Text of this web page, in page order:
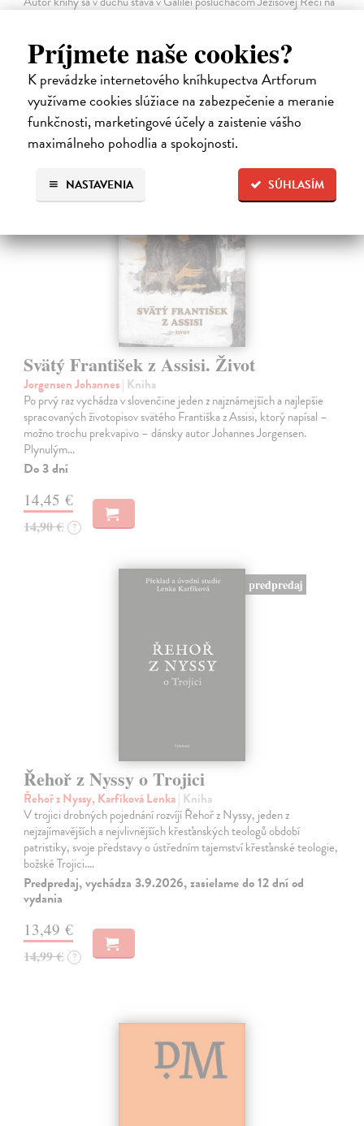
Príjmete naše cookies?
K prevádzke internetového kníhkupectva Artforum
využívame cookies slúžiace na zabezpečenie a meranie
funkčnosti, marketingové účely a zaistenie vášho
maximálneho pohodlia a spokojnosti.
SÚHLASÍM
NASTAVENIA
Na sklade ?
12,60 €
14,00 €
Svätý František z Assisi. Život
Jorgensen Johannes| Kniha
Po prvý raz vychádza v slovenčine jeden z najznámejších a najlepšie
spracovaných životopisov svätého Františka z Assisi, ktorý napísal –
možno trochu prekvapivo – dánsky autor Johannes Jorgensen.
Plynulým…
Do 3 dní
14,45 €
14,90 € ?
predpredaj
Řehoř z Nyssy o Trojici
Řehoř z Nyssy, Karfíková Lenka| Kniha
V trojici drobných pojednání rozvíjí Řehoř z Nyssy, jeden z
nejzajímavějších a nejvlivnějších křesťanských teologů období
patristiky, svoje představy o ústředním tajemství křesťanské teologie,
božské Trojici.…
Predpredaj, vychádza 3.9.2026, zasielame do 12 dní od
vydania
13,49 €
14,99 € ?